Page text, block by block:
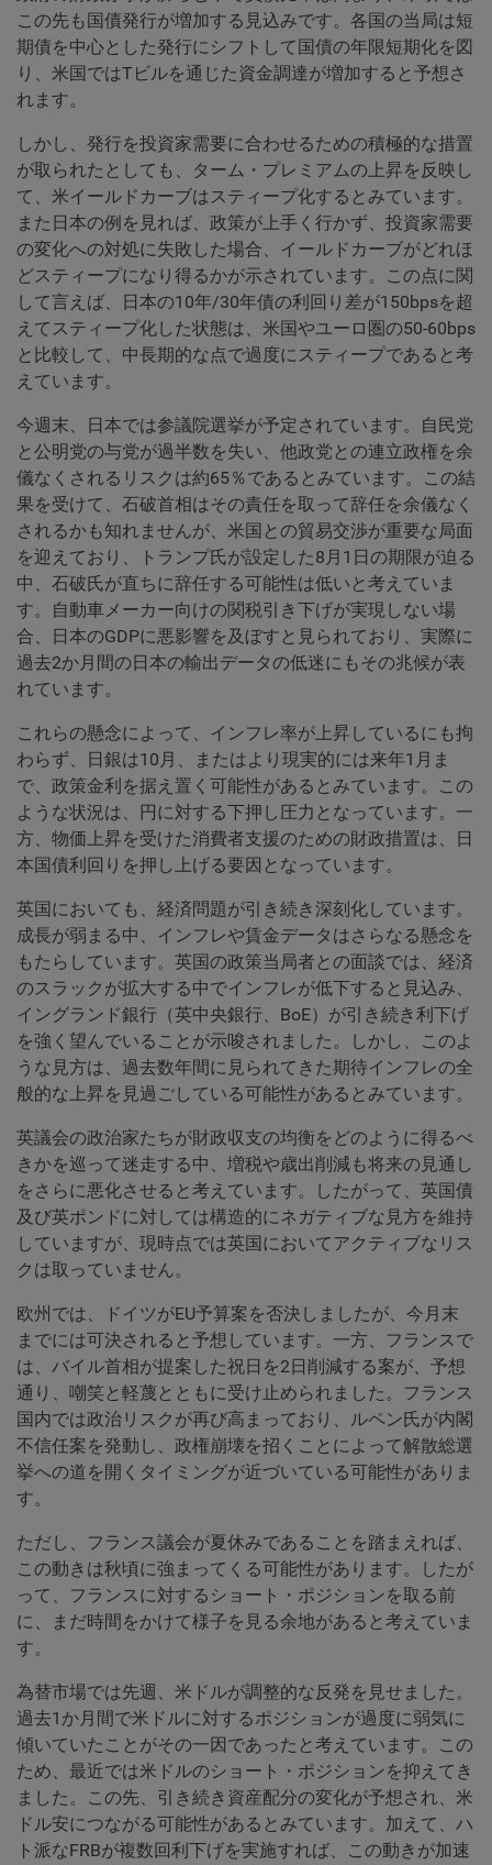
この先も国債発行が増加する見込みです。各国の当局は短
期債を中心とした発行にシフトして国債の年限短期化を図
り、米国ではTビルを通じた資金調達が増加すると予想さ
れます。
しかし、発行を投資家需要に合わせるための積極的な措置
が取られたとしても、ターム・プレミアムの上昇を反映し
て、米イールドカーブはスティープ化するとみています。
また日本の例を見れば、政策が上手く行かず、投資家需要
の変化への対処に失敗した場合、イールドカーブがどれほ
どスティープになり得るかが示されています。この点に関
して言えば、日本の10年/30年債の利回り差が150bpsを超
えてスティープ化した状態は、米国やユーロ圏の50-60bps
と比較して、中長期的な点で過度にスティープであると考
えています。
今週末、日本では参議院選挙が予定されています。自民党
と公明党の与党が過半数を失い、他政党との連立政権を余
儀なくされるリスクは約65％であるとみています。この結
果を受けて、石破首相はその責任を取って辞任を余儀なく
されるかも知れませんが、米国との貿易交渉が重要な局面
を迎えており、トランプ氏が設定した8月1日の期限が迫る
中、石破氏が直ちに辞任する可能性は低いと考えていま
す。自動車メーカー向けの関税引き下げが実現しない場
合、日本のGDPに悪影響を及ぼすと見られており、実際に
過去2か月間の日本の輸出データの低迷にもその兆候が表
れています。
これらの懸念によって、インフレ率が上昇しているにも拘
わらず、日銀は10月、またはより現実的には来年1月ま
で、政策金利を据え置く可能性があるとみています。この
ような状況は、円に対する下押し圧力となっています。一
方、物価上昇を受けた消費者支援のための財政措置は、日
本国債利回りを押し上げる要因となっています。
英国においても、経済問題が引き続き深刻化しています。
成長が弱まる中、インフレや賃金データはさらなる懸念を
もたらしています。英国の政策当局者との面談では、経済
のスラックが拡大する中でインフレが低下すると見込み、
イングランド銀行（英中央銀行、BoE）が引き続き利下げ
を強く望んでいることが示唆されました。しかし、このよ
うな見方は、過去数年間に見られてきた期待インフレの全
般的な上昇を見過ごしている可能性があるとみています。
英議会の政治家たちが財政収支の均衡をどのように得るべ
きかを巡って迷走する中、増税や歳出削減も将来の見通し
をさらに悪化させると考えています。したがって、英国債
及び英ポンドに対しては構造的にネガティブな見方を維持
していますが、現時点では英国においてアクティブなリス
クは取っていません。
欧州では、ドイツがEU予算案を否決しましたが、今月末
までには可決されると予想しています。一方、フランスで
は、バイル首相が提案した祝日を2日削減する案が、予想
通り、嘲笑と軽蔑とともに受け止められました。フランス
国内では政治リスクが再び高まっており、ルペン氏が内閣
不信任案を発動し、政権崩壊を招くことによって解散総選
挙への道を開くタイミングが近づいている可能性がありま
す。
ただし、フランス議会が夏休みであることを踏まえれば、
この動きは秋頃に強まってくる可能性があります。したが
って、フランスに対するショート・ポジションを取る前
に、まだ時間をかけて様子を見る余地があると考えていま
す。
為替市場では先週、米ドルが調整的な反発を見せました。
過去1か月間で米ドルに対するポジションが過度に弱気に
傾いていたことがその一因であったと考えています。この
ため、最近では米ドルのショート・ポジションを抑えてき
ました。この先、引き続き資産配分の変化が予想され、米
ドル安につながる可能性があるとみています。加えて、ハ
ト派なFRBが複数回利下げを実施すれば、この動きが加速